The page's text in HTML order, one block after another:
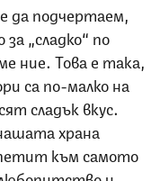
да подчертаем,
„сладко“ по
ние. Това е така,
са по-малко на
сладък вкус.
храна
към самото